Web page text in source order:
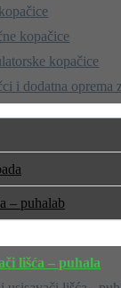
kopačice
kopačice
i dodatna oprema
– puhala
lišća – puhala